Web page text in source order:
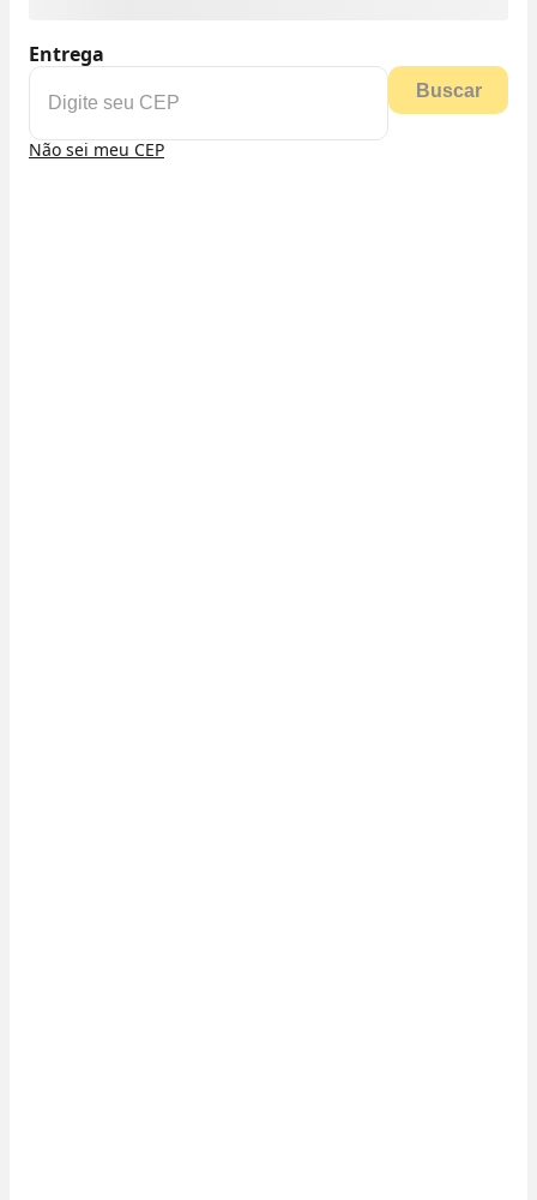
Entrega
Buscar
Não sei meu CEP